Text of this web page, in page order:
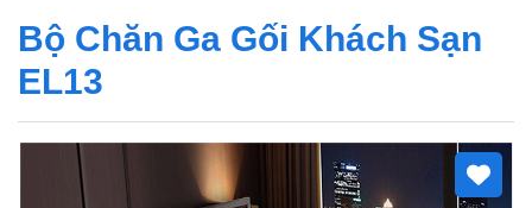
Bộ Chăn Ga Gối Khách Sạn
EL13